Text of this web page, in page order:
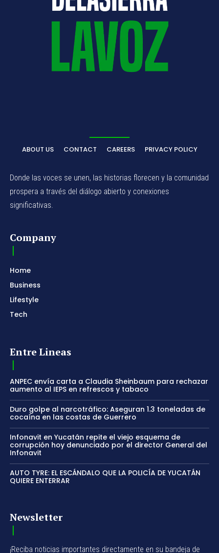
ABOUT US CONTACT CAREERS PRIVACY POLICY
Donde las voces se unen, las historias florecen y la comunidad
prospera a través del diálogo abierto y conexiones
significativas.
Company
Home
Business
Lifestyle
Tech
Entre Lineas
ANPEC envía carta a Claudia Sheinbaum para rechazar
aumento al IEPS en refrescos y tabaco
Duro golpe al narcotráfico: Aseguran 1.3 toneladas de
cocaína en las costas de Guerrero
Infonavit en Yucatán repite el viejo esquema de
corrupción hoy denunciado por el director General del
Infonavit
AUTO TYRE: EL ESCÁNDALO QUE LA POLICÍA DE YUCATÁN
QUIERE ENTERRAR
Newsletter
¡Reciba noticias importantes directamente en su bandeja de